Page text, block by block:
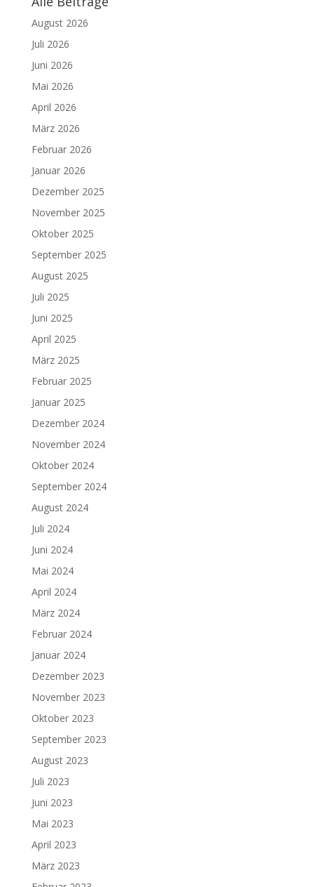
August 2026
Juli 2026
Juni 2026
Mai 2026
April 2026
März 2026
Februar 2026
Januar 2026
Dezember 2025
November 2025
Oktober 2025
September 2025
August 2025
Juli 2025
Juni 2025
April 2025
März 2025
Februar 2025
Januar 2025
Dezember 2024
November 2024
Oktober 2024
September 2024
August 2024
Juli 2024
Juni 2024
Mai 2024
April 2024
März 2024
Februar 2024
Januar 2024
Dezember 2023
November 2023
Oktober 2023
September 2023
August 2023
Juli 2023
Juni 2023
Mai 2023
April 2023
März 2023